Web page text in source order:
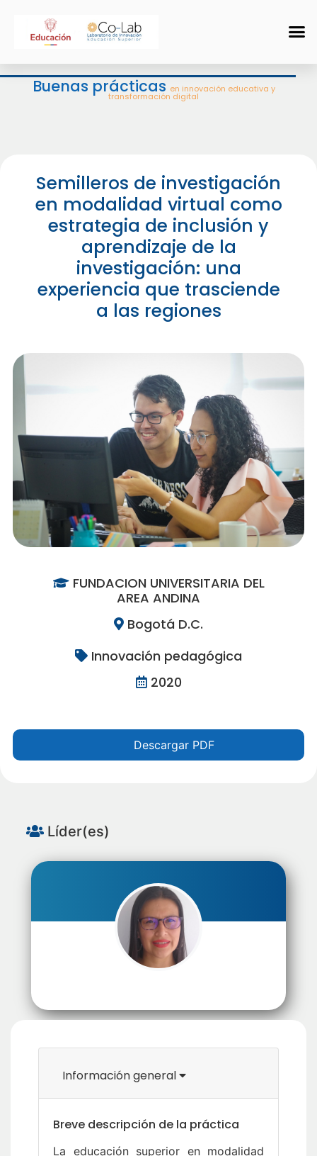
Buenas prácticas en innovación educativa y
transformación digital
Semilleros de investigación
en modalidad virtual como
estrategia de inclusión y
aprendizaje de la
investigación: una
experiencia que trasciende
a las regiones
FUNDACION UNIVERSITARIA DEL
AREA ANDINA
Bogotá D.C.
Innovación pedagógica
2020
Descargar PDF
Líder(es)
Magda Alejandra Martínez Daza
Información general
Breve descripción de la práctica
La educación superior en modalidad